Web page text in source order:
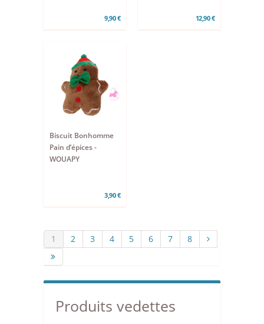
9,90 € 12,90 €
Biscuit Bonhomme
Pain d’épices -
WOUAPY
3,90 €
1 2 3 4 5 6 7 8
Produits vedettes